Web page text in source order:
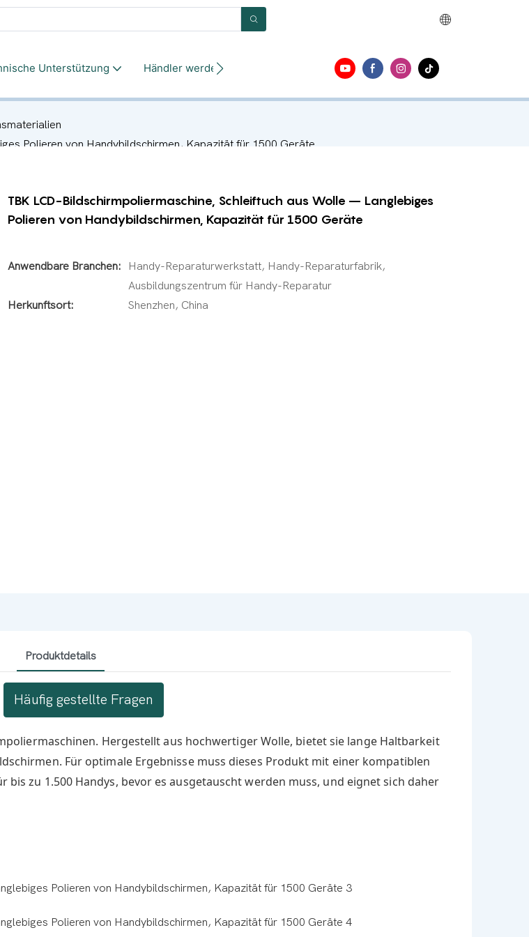
Unterstützung Händler werden
Polieren von Handybildschirmen, Kapazität für 1500 Geräte
TBK LCD-Bildschirmpoliermaschine, Schleiftuch aus Wolle – Langlebiges
Polieren von Handybildschirmen, Kapazität für 1500 Geräte
Anwendbare Branchen:
Handy-Reparaturwerkstatt, Handy-Reparaturfabrik,
Ausbildungszentrum für Handy-Reparatur
Herkunftsort:
Shenzhen, China
Produktdetails
Häufig gestellte Fragen
Hergestellt aus hochwertiger Wolle, bietet sie lange Haltbarkeit
Für optimale Ergebnisse muss dieses Produkt mit einer kompatiblen
zu 1.500 Handys, bevor es ausgetauscht werden muss, und eignet sich daher